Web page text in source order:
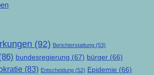
(92) Berichterstattung (53)
bundesregierung (67) bürger (66)
(83) Entscheidung (52) Epidemie (66)